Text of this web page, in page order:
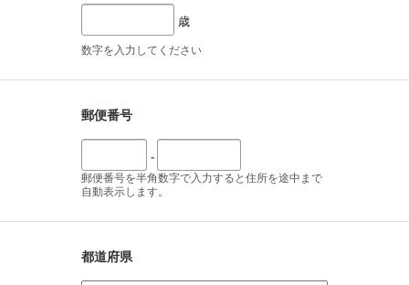
歳
数字を入力してください
郵便番号
-
郵便番号を半角数字で入力すると住所を途中まで
自動表示します。
都道府県